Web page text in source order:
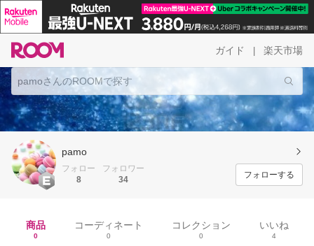
ガイド 楽天市場
pamo
フォロー
8
フォロワー
34
フォローする
商品
0
コーディネート
0
コレクション
0
いいね
4